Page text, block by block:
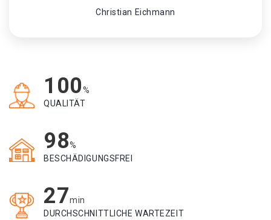
Christian Eichmann
100%
QUALITÄT
98%
BESCHÄDIGUNGSFREI
27min
DURCHSCHNITTLICHE WARTEZEIT